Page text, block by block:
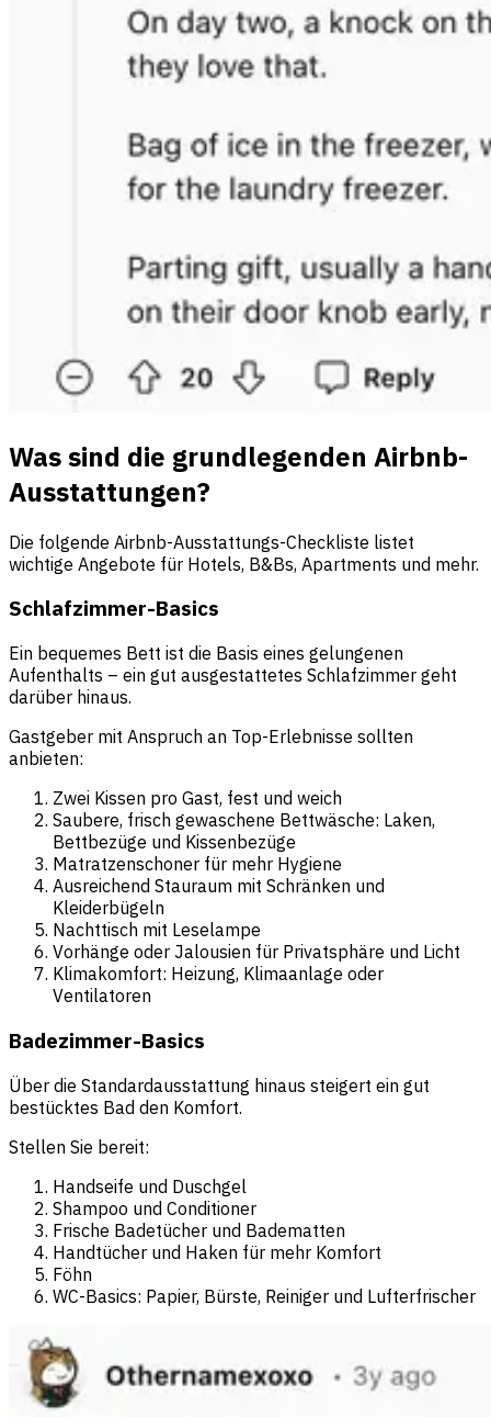
Was sind die grundlegenden Airbnb-
Ausstattungen?
Die folgende Airbnb-Ausstattungs-Checkliste listet
wichtige Angebote für Hotels, B&Bs, Apartments und mehr.
Schlafzimmer-Basics
Ein bequemes Bett ist die Basis eines gelungenen
Aufenthalts – ein gut ausgestattetes Schlafzimmer geht
darüber hinaus.
Gastgeber mit Anspruch an Top-Erlebnisse sollten
anbieten:
Zwei Kissen pro Gast, fest und weich
Saubere, frisch gewaschene Bettwäsche: Laken,
Bettbezüge und Kissenbezüge
Matratzenschoner für mehr Hygiene
Ausreichend Stauraum mit Schränken und
Kleiderbügeln
Nachttisch mit Leselampe
Vorhänge oder Jalousien für Privatsphäre und Licht
Klimakomfort: Heizung, Klimaanlage oder
Ventilatoren
Badezimmer-Basics
Über die Standardausstattung hinaus steigert ein gut
bestücktes Bad den Komfort.
Stellen Sie bereit:
Handseife und Duschgel
Shampoo und Conditioner
Frische Badetücher und Badematten
Handtücher und Haken für mehr Komfort
Föhn
WC-Basics: Papier, Bürste, Reiniger und Lufterfrischer